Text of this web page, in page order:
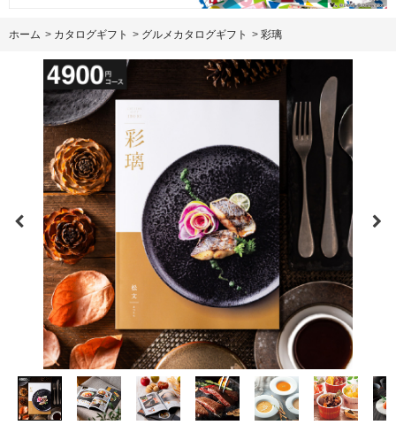
ホーム > カタログギフト > グルメカタログギフト > 彩璃